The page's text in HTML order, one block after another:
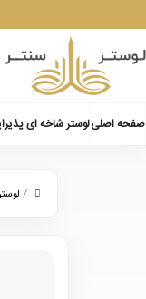
صفحه اصلیلوستر شاخه ای
/